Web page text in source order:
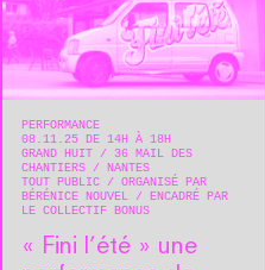
PERFORMANCE
08.11.25 DE 14H À 18H
GRAND HUIT
36 MAIL DES
CHANTIERS
NANTES
TOUT PUBLIC
ORGANISÉ PAR
BÉRÉNICE NOUVEL
ENCADRÉ PAR
LE COLLECTIF BONUS
« Fini l’été » une